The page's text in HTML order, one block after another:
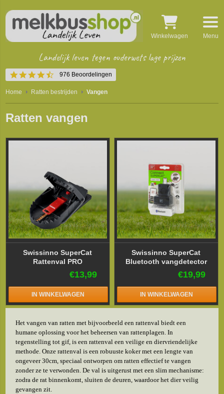
4.5
star
rating
976 Beoordelingen
Landelijk leven tegen ouderwets lage prijzen
Winkelwagen Menu
Home Ratten bestrijden Vangen
Ratten vangen
Swissinno SuperCat
Rattenval PRO
€13,99
IN WINKELWAGEN
Swissinno SuperCat
Bluetooth vangdetector
€19,99
IN WINKELWAGEN
Het vangen van ratten met bijvoorbeeld een rattenval biedt een
humane oplossing voor het beheersen van rattenplagen. In
tegenstelling tot gif, is een rattenval een veilige en diervriendelijke
methode. Onze rattenval is een robuuste koker met een lengte van
ongeveer 30cm, speciaal ontworpen om ratten effectief te vangen
zonder ze te verwonden. De val is uitgerust met een slim mechanisme:
zodra de rat binnenkomt, sluiten de deuren, waardoor het dier veilig
gevangen zit.